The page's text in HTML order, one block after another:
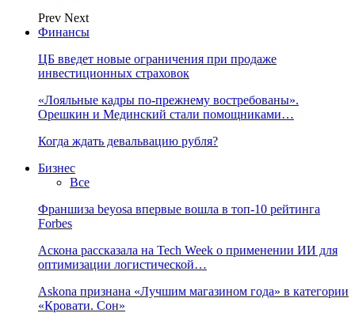
Prev Next
Финансы
ЦБ введет новые ограничения при продаже
инвестиционных страховок
«Лояльные кадры по-прежнему востребованы».
Орешкин и Мединский стали помощниками…
Когда ждать девальвацию рубля?
Бизнес
Все
Франшиза beyosa впервые вошла в топ-10 рейтинга
Forbes
Аскона рассказала на Tech Week о применении ИИ для
оптимизации логистической…
Askona признана «Лучшим магазином года» в категории
«Кровати. Сон»